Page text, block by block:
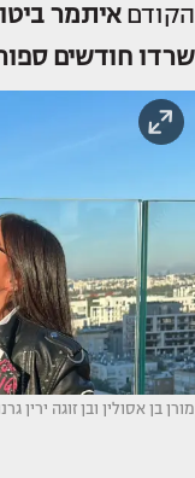
הקודםאיתמר
שרדו חודשים
מורן בן אסולין ובן זוגה ירין